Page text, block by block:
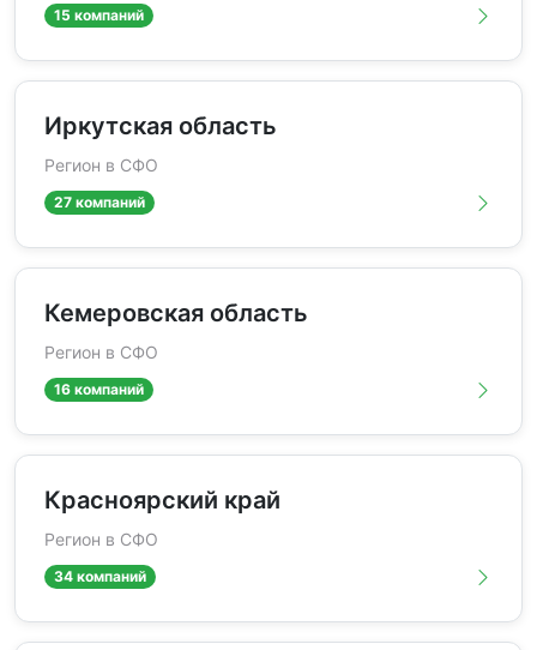
15 компаний
Иркутская область
Регион в СФО
27 компаний
Кемеровская область
Регион в СФО
16 компаний
Красноярский край
Регион в СФО
34 компаний